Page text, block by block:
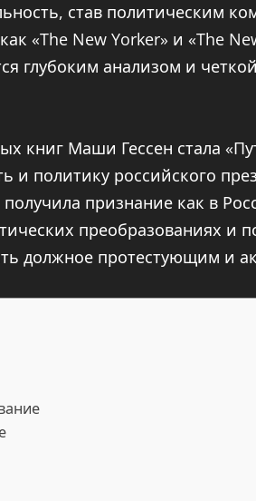
став политическим
«The New Yorker» и «The
глубоким анализом и
книг Маши Гессен стала
и политику российского
получила признание как в
преобразованиях и
должное протестующим и